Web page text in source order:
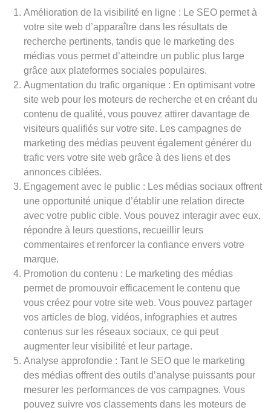
Amélioration de la visibilité en ligne : Le SEO permet à
votre site web d’apparaître dans les résultats de
recherche pertinents, tandis que le marketing des
médias vous permet d’atteindre un public plus large
grâce aux plateformes sociales populaires.
Augmentation du trafic organique : En optimisant votre
site web pour les moteurs de recherche et en créant du
contenu de qualité, vous pouvez attirer davantage de
visiteurs qualifiés sur votre site. Les campagnes de
marketing des médias peuvent également générer du
trafic vers votre site web grâce à des liens et des
annonces ciblées.
Engagement avec le public : Les médias sociaux offrent
une opportunité unique d’établir une relation directe
avec votre public cible. Vous pouvez interagir avec eux,
répondre à leurs questions, recueillir leurs
commentaires et renforcer la confiance envers votre
marque.
Promotion du contenu : Le marketing des médias
permet de promouvoir efficacement le contenu que
vous créez pour votre site web. Vous pouvez partager
vos articles de blog, vidéos, infographies et autres
contenus sur les réseaux sociaux, ce qui peut
augmenter leur visibilité et leur partage.
Analyse approfondie : Tant le SEO que le marketing
des médias offrent des outils d’analyse puissants pour
mesurer les performances de vos campagnes. Vous
pouvez suivre vos classements dans les moteurs de